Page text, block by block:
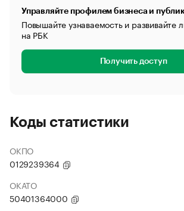
Управляйте профилем бизнеса и
Повышайте узнаваемость и развивайте
на РБК
Получить доступ
Коды статистики
ОКПО
0129239364
ОКАТО
50401364000